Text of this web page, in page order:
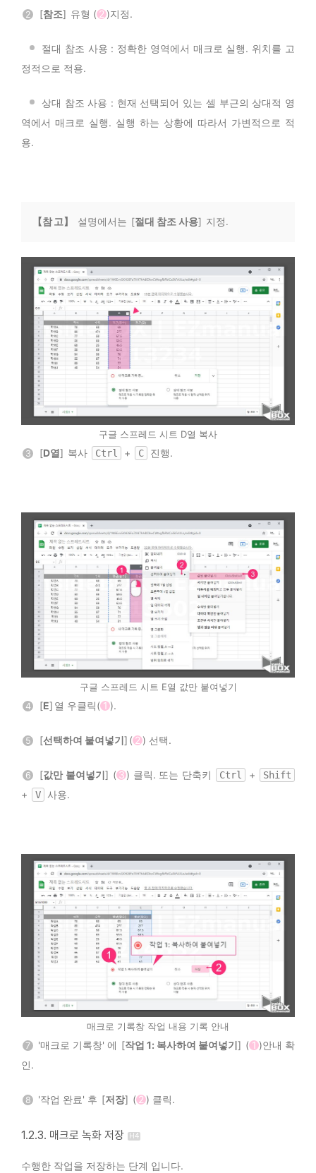
2 [참조] 유형 ( 2 )지정.
절대 참조 사용 : 정확한 영역에서 매크로 실행. 위치를 고
정적으로 적용.
상대 참조 사용 : 현재 선택되어 있는 셀 부근의 상대적 영
역에서 매크로 실행. 실행 하는 상황에 따라서 가변적으로 적
용.
【참 고】 설명에서는 [절대 참조 사용] 지정.
구글 스프레드 시트 D열 복사
3 [D열] 복사 Ctrl + C 진행.
구글 스프레드 시트 E열 값만 붙여넣기
4 [E] 열 우클릭( 1 ).
5 [선택하여 붙여넣기] ( 2 ) 선택.
6 [값만 붙여넣기] ( 3 ) 클릭. 또는 단축키 Ctrl + Shift
+ V 사용.
매크로 기록창 작업 내용 기록 안내
7 '매크로 기록창' 에 [작업 1: 복사하여 붙여넣기] ( 1 )안내 확
인.
8 '작업 완료' 후 [저장] ( 2 ) 클릭.
1.2.3. 매크로 녹화 저장
수행한 작업을 저장하는 단계 입니다.